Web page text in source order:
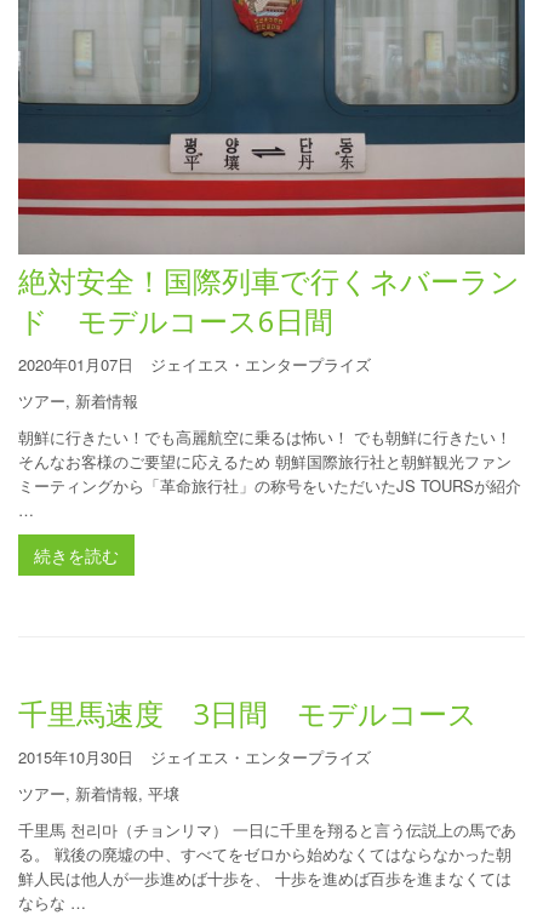
絶対安全！国際列車で行くネバーラン
ド モデルコース6日間
2020年01月07日
ジェイエス・エンタープライズ
ツアー, 新着情報
朝鮮に行きたい！でも高麗航空に乗るは怖い！ でも朝鮮に行きたい！
そんなお客様のご要望に応えるため 朝鮮国際旅行社と朝鮮観光ファン
ミーティングから「革命旅行社」の称号をいただいたJS TOURSが紹介
…
続きを読む
千里馬速度 3日間 モデルコース
2015年10月30日
ジェイエス・エンタープライズ
ツアー, 新着情報, 平壌
千里馬 천리마（チョンリマ） 一日に千里を翔ると言う伝説上の馬であ
る。 戦後の廃墟の中、すべてをゼロから始めなくてはならなかった朝
鮮人民は他人が一歩進めば十歩を、 十歩を進めば百歩を進まなくては
ならな …